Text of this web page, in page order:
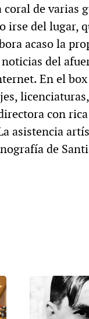
de varias
irse del lugar,
acaso la
del
En el
con
asistencia
de